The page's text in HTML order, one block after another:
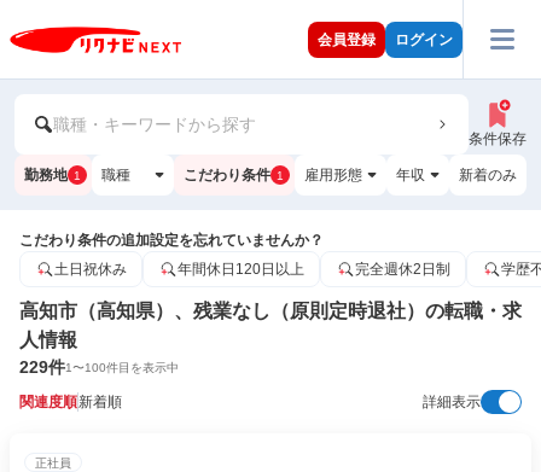
会員登録 ログイン
職種・キーワードから探す
条件保存
勤務地 1 職種 こだわり条件 1 雇用形態 年収 新着のみ
こだわり条件の追加設定を忘れていませんか？
土日祝休み
年間休日120日以上 完全週休2日制 学歴
高知市（高知県）、残業なし（原則定時退社）の転職・求
人情報
229件1〜100件目を表示中
関連度順新着順 詳細表示
正社員